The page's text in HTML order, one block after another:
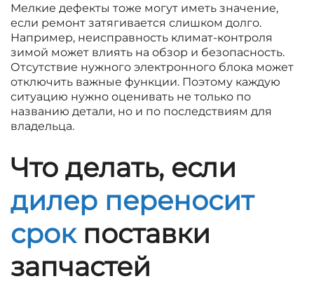
Мелкие дефекты тоже могут иметь значение,
если ремонт затягивается слишком долго.
Например, неисправность климат-контроля
зимой может влиять на обзор и безопасность.
Отсутствие нужного электронного блока может
отключить важные функции. Поэтому каждую
ситуацию нужно оценивать не только по
названию детали, но и по последствиям для
владельца.
Что делать, если
дилер переносит
срокпоставки
запчастей